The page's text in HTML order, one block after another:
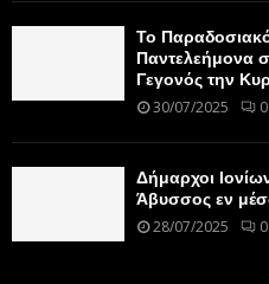
Το
Παντελεήμονα
Γεγονός την
30/07/2025 0
Δήμαρχοι
Άβυσσος εν
28/07/2025 0